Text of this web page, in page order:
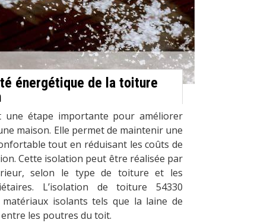
énergétique de la toiture
étape importante pour améliorer
maison. Elle permet de maintenir une
tout en réduisant les coûts de
Cette isolation peut être réalisée par
selon le type de toiture et les
L’isolation de toiture 54330
isolants tels que la laine de
les poutres du toit.